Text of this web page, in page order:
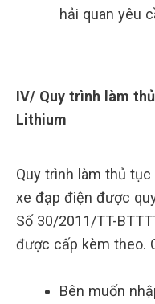
hải quan yêu
IV/ Quy trình làm
Lithium
Quy trình làm thủ
xe đạp điện được
Số 30/2011/TT-
được cấp kèm theo.
Bên muốn